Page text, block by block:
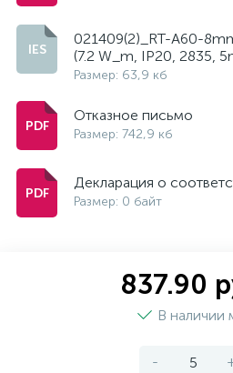
021409(2)_RT-A60-
(7.2 W_m, IP20, 2835,
Размер: 63,9 кб
Отказное письмо
Размер: 742,9 кб
Декларация о
Размер: 0 байт
837.90
В наличии
-